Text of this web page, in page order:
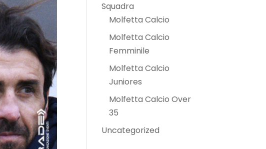
Squadra
Molfetta Calcio
Molfetta Calcio
Femminile
Molfetta Calcio
Juniores
Molfetta Calcio Over
35
Uncategorized